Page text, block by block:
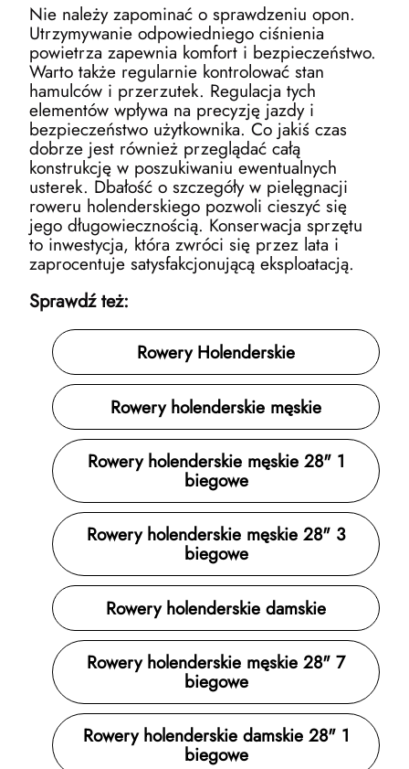
Nie należy zapominać o sprawdzeniu opon.
Utrzymywanie odpowiedniego ciśnienia
powietrza zapewnia komfort i bezpieczeństwo.
Warto także regularnie kontrolować stan
hamulców i przerzutek. Regulacja tych
elementów wpływa na precyzję jazdy i
bezpieczeństwo użytkownika. Co jakiś czas
dobrze jest również przeglądać całą
konstrukcję w poszukiwaniu ewentualnych
usterek. Dbałość o szczegóły w pielęgnacji
roweru holenderskiego pozwoli cieszyć się
jego długowiecznością. Konserwacja sprzętu
to inwestycja, która zwróci się przez lata i
zaprocentuje satysfakcjonującą eksploatacją.
Sprawdź też:
Rowery Holenderskie
Rowery holenderskie męskie
Rowery holenderskie męskie 28" 1
biegowe
Rowery holenderskie męskie 28" 3
biegowe
Rowery holenderskie damskie
Rowery holenderskie męskie 28" 7
biegowe
Rowery holenderskie damskie 28" 1
biegowe